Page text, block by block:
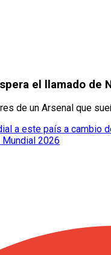
el llamado de
de un Arsenal que
a este país a cambio
2026